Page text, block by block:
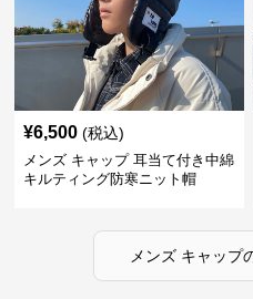
¥6,500 (税込)
メンズ キャップ 耳当て付き中綿
キルティング防寒ニット帽
メンズ キャップ